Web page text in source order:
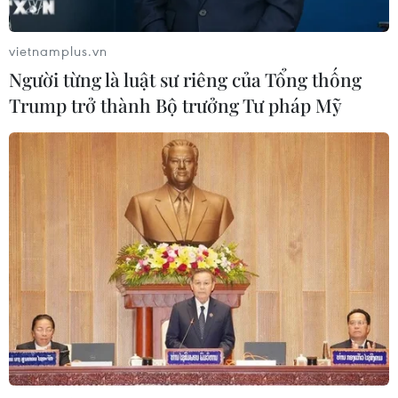
động lực mới của quan hệ Việt Nam-
Australia
09/08/2026 02:01
Thị trường vaccine thế giới chuyển
hướng sang người cao tuổi
08/08/2026 15:01
Chuyên gia Nhật Bản nói Việt Nam
nên ưu tiên sản xuất và đóng gói chip
bán dẫn
08/08/2026 13:28
Nông sản Việt Nam còn nhiều dư địa
vietnamplus.vn
Người từng là luật sư riêng của Tổng thống
Trump trở thành Bộ trưởng Tư pháp Mỹ